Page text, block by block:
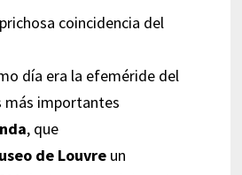
coincidencia del
día era la efeméride del
más importantes
, que
de Louvreun